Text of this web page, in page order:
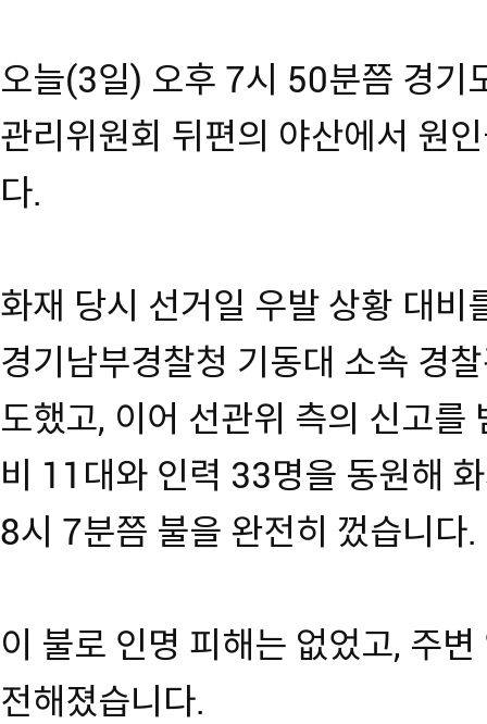
오늘(3일) 오후 7시 50분쯤 경기
관리위원회 뒤편의 야산에서 원
다.
화재 당시 선거일 우발 상황 대비
경기남부경찰청 기동대 소속 경
도했고, 이어 선관위 측의 신고를
비 11대와 인력 33명을 동원해
8시 7분쯤 불을 완전히 껐습니다.
이 불로 인명 피해는 없었고, 주
전해졌습니다.